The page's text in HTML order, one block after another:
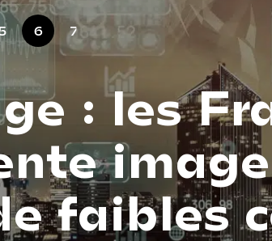
6 7
: les
faibles